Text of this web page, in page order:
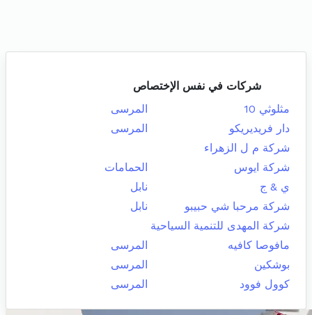
شركات في نفس الإختصاص
مثلوثي 10
المرسى
دار فريديريكو
المرسى
شركة م ل الزهراء
شركة ايوس
الحمامات
ي & ج
نابل
شركة مرحبا شي حبيبو
نابل
شركة المهدى للتنمية السياحية
مافوصا كافيه
المرسى
بوشكين
المرسى
كوول فوود
المرسى